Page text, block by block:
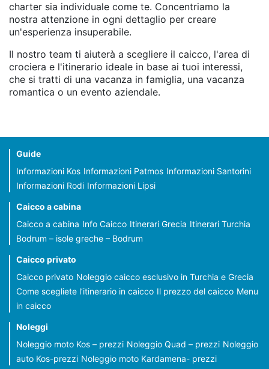
charter sia individuale come te. Concentriamo la
nostra attenzione in ogni dettaglio per creare
un'esperienza insuperabile.
Il nostro team ti aiuterà a scegliere il caicco, l'area di
crociera e l'itinerario ideale in base ai tuoi interessi,
che si tratti di una vacanza in famiglia, una vacanza
romantica o un evento aziendale.
Guide
Informazioni Kos Informazioni Patmos Informazioni Santorini
Informazioni Rodi Informazioni Lipsi
Caicco a cabina
Caicco a cabina Info Caicco Itinerari Grecia Itinerari Turchia
Bodrum – isole greche – Bodrum
Caicco privato
Caicco privato Noleggio caicco esclusivo in Turchia e Grecia
Come scegliete l’itinerario in caicco Il prezzo del caicco Menu
in caicco
Noleggi
Noleggio moto Kos – prezzi Noleggio Quad – prezzi Noleggio
auto Kos-prezzi Noleggio moto Kardamena- prezzi